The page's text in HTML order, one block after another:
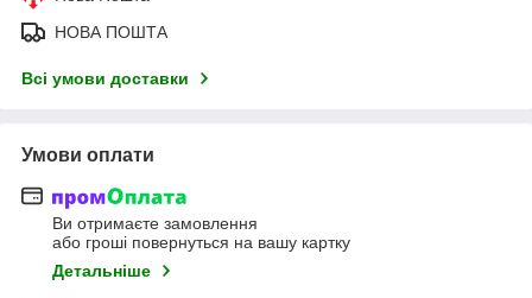
НОВА ПОШТА
Всі умови доставки
Умови оплати
Ви отримаєте замовлення
або гроші повернуться на вашу картку
Детальніше